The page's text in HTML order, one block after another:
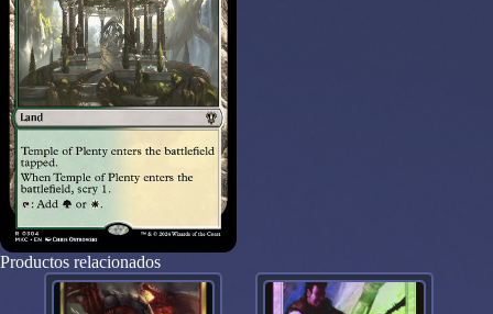
Productos relacionados